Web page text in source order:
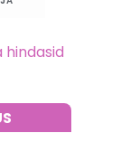
hindasid